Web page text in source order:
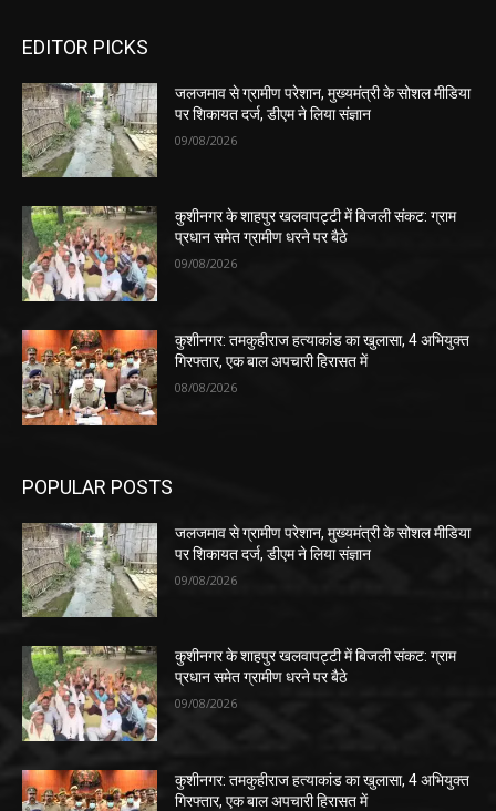
EDITOR PICKS
जलजमाव से ग्रामीण परेशान, मुख्यमंत्री के सोशल मीडिया
पर शिकायत दर्ज, डीएम ने लिया संज्ञान
09/08/2026
कुशीनगर के शाहपुर खलवापट्टी में बिजली संकट: ग्राम
प्रधान समेत ग्रामीण धरने पर बैठे
09/08/2026
कुशीनगर: तमकुहीराज हत्याकांड का खुलासा, 4 अभियुक्त
गिरफ्तार, एक बाल अपचारी हिरासत में
08/08/2026
POPULAR POSTS
जलजमाव से ग्रामीण परेशान, मुख्यमंत्री के सोशल मीडिया
पर शिकायत दर्ज, डीएम ने लिया संज्ञान
09/08/2026
कुशीनगर के शाहपुर खलवापट्टी में बिजली संकट: ग्राम
प्रधान समेत ग्रामीण धरने पर बैठे
09/08/2026
कुशीनगर: तमकुहीराज हत्याकांड का खुलासा, 4 अभियुक्त
गिरफ्तार, एक बाल अपचारी हिरासत में